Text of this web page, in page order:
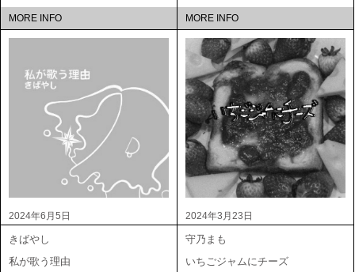
MORE INFO MORE INFO
2024年6月5日
きばやし
私が歌う理由
2024年3月23日
守乃まも
いちごジャムにチーズ